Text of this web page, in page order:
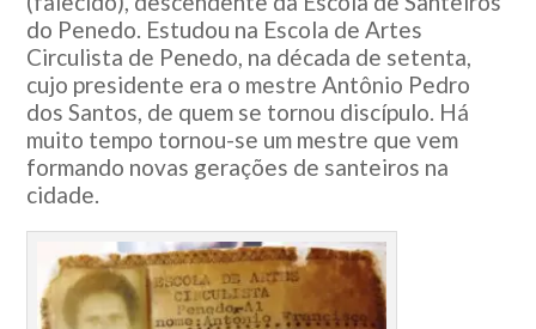
do Penedo. Estudou na Escola de Artes
Circulista de Penedo, na década de setenta,
cujo presidente era o mestre Antônio Pedro
dos Santos, de quem se tornou discípulo. Há
muito tempo tornou-se um mestre que vem
formando novas gerações de santeiros na
cidade.